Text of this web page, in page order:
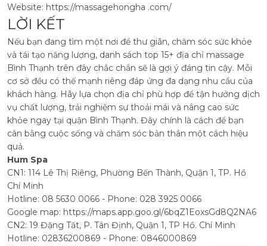
Website: https://massagehongha .com/
LỜI KẾT
Nếu bạn đang tìm một nơi để thư giãn, chăm sóc sức khỏe
và tái tạo năng lượng, danh sách top 15+ địa chỉ massage
Bình Thạnh trên đây chắc chắn sẽ là gợi ý đáng tin cậy. Mỗi
cơ sở đều có thế mạnh riêng đáp ứng đa dạng nhu cầu của
khách hàng. Hãy lựa chọn địa chỉ phù hợp để tận hưởng dịch
vụ chất lượng, trải nghiệm sự thoải mái và nâng cao sức
khỏe ngay tại quận Bình Thạnh. Đây chính là cách để bạn
cân bằng cuộc sống và chăm sóc bản thân một cách hiệu
quả.
Hum Spa
CN1: 114 Lê Thị Riêng, Phường Bến Thành, Quận 1, TP. Hồ
Chí Minh
Hotline: 08 5630 0066 - Phone: 028 3925 0066
Google map: https://maps.app.goo.gl/6bqZ1EoxsGd8Q2NA6
CN2: 19 Đặng Tất, P. Tân Định, Quận 1, TP Hồ. Chí Minh
Hotline: 02836200869 - Phone: 0846000869